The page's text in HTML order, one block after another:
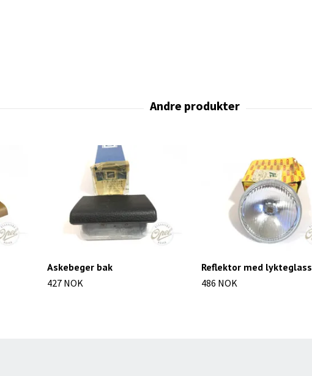
Askebeger bak
427 NOK
Reflektor med lykteglass
486 NOK